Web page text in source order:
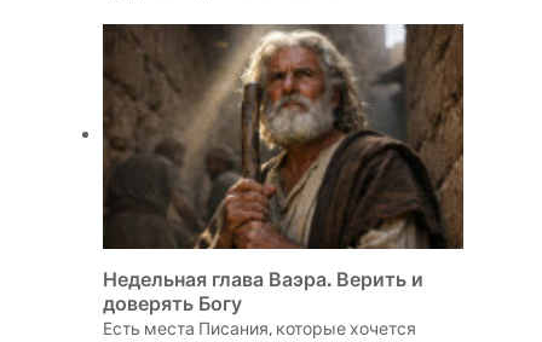
Недельная глава Ваэра. Верить и
доверять Богу
Есть места Писания, которые хочется